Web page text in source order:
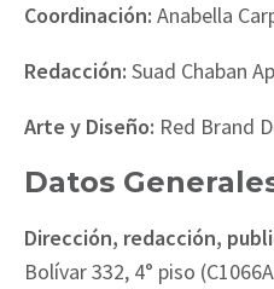
Coordinación: Anabella
Redacción: Suad Chaban
Arte y Diseño: Red Brand
Datos
Dirección, redacción,
Bolívar 332, 4° piso